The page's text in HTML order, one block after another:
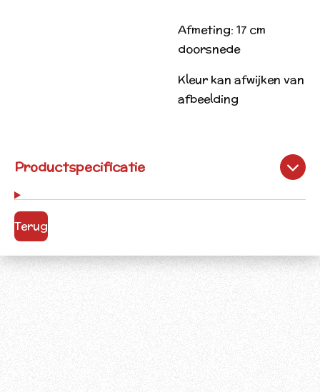
Afmeting: 17 cm
doorsnede
Kleur kan afwijken van
afbeelding
Productspecificatie
Terug